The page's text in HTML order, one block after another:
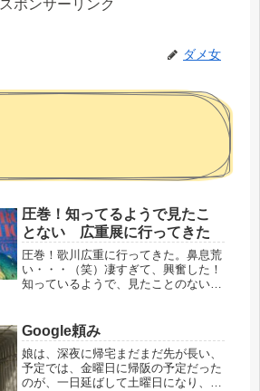
スポンサーリンク
ダメ女
圧巻！知ってるようで見たこ
とない 広重展に行ってきた
圧巻！歌川広重に行ってきた。鼻息荒
い・・・（笑）凄すぎて、興奮した！
知っているようで、見たことのない、
は、天王寺アベノハルカス。高校が天
王寺だったので、慣れた場所・・・と
言...
Google頼み
娘は、深夜に帰宅まだまだ先が長い、
予定では、金曜日に帰阪の予定だった
のが、一日延ばして土曜日になり、帰